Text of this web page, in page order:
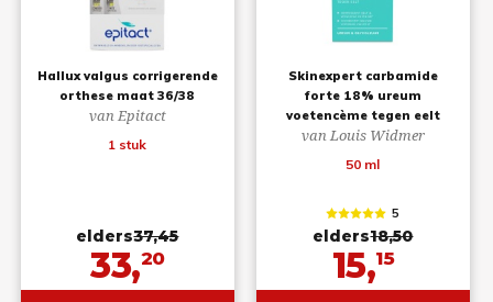
Hallux valgus corrigerende
orthese maat 36/38
van Epitact
1 stuk
elders37,45
33,20
Skinexpert carbamide
forte 18% ureum
voetencème tegen eelt
van Louis Widmer
50 ml
5
elders18,50
15,15